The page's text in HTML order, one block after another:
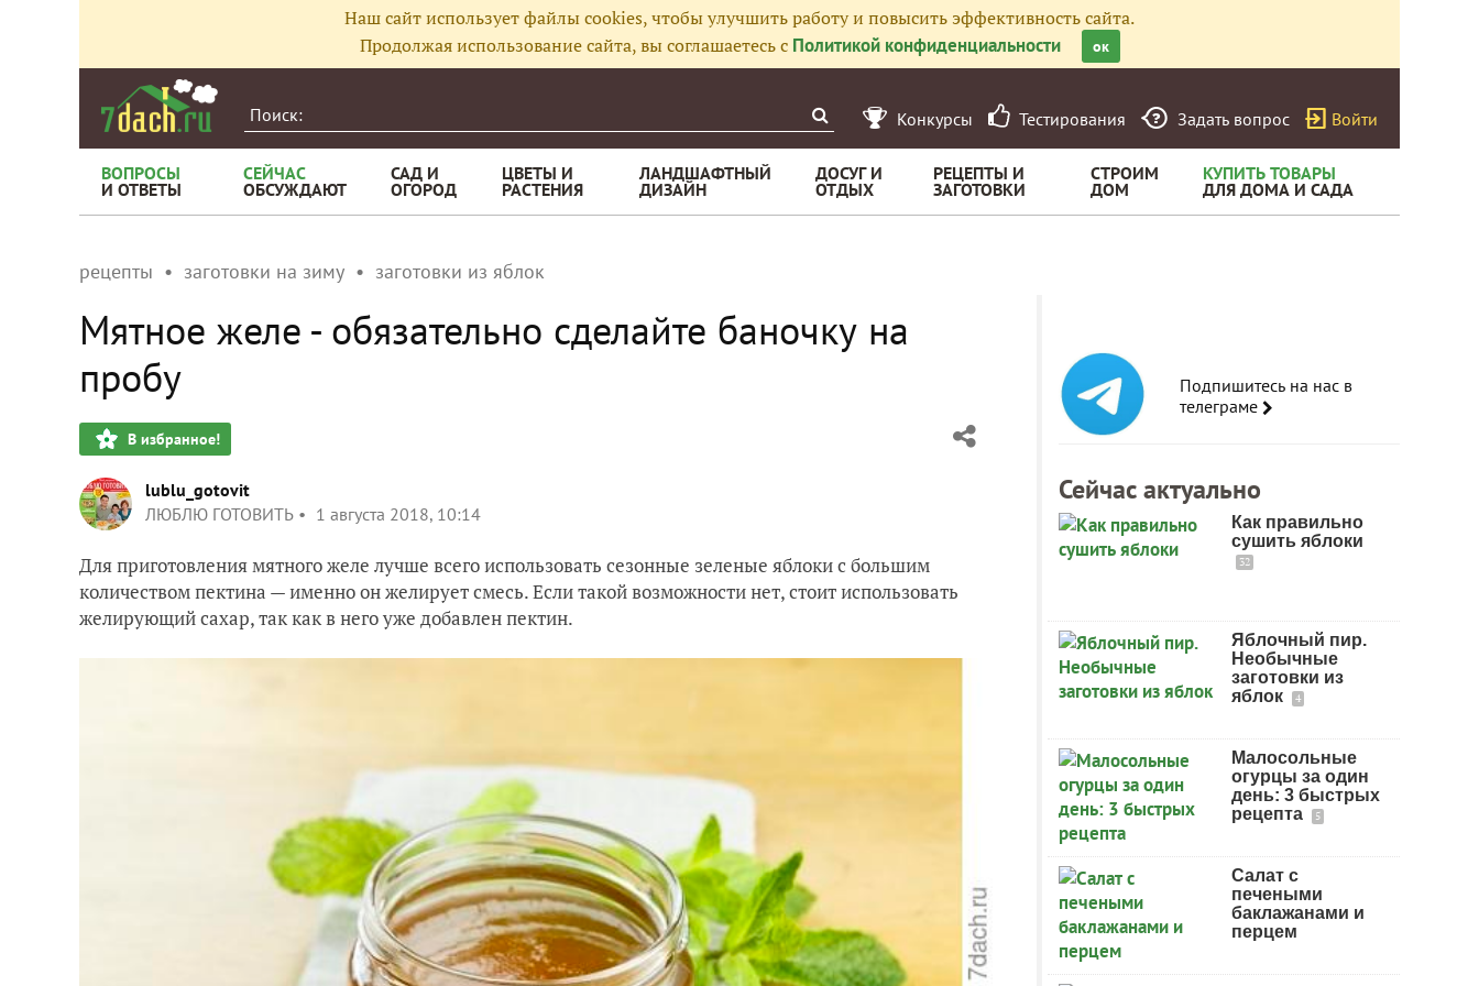
Наш сайт использует файлы cookies, чтобы улучшить работу и повысить эффективность сайта.
Продолжая использование сайта, вы соглашаетесь с Политикой конфиденциальности ок
Конкурсы Тестирования Задать вопрос Войти
ВОПРОСЫ
И ОТВЕТЫ
СЕЙЧАС
ОБСУЖДАЮТ
САД И
ОГОРОД
ЦВЕТЫ И
РАСТЕНИЯ
ЛАНДШАФТНЫЙ
ДИЗАЙН
ДОСУГ И
ОТДЫХ
РЕЦЕПТЫ И
ЗАГОТОВКИ
СТРОИМ
ДОМ
КУПИТЬ ТОВАРЫ
ДЛЯ ДОМА И САДА
рецепты заготовки на зиму заготовки из яблок
Мятное желе - обязательно сделайте баночку на
пробу
В избранное!
lublu_gotovit
ЛЮБЛЮ ГОТОВИТЬ
1 августа 2018, 10:14
Для приготовления мятного желе лучше всего использовать сезонные зеленые яблоки с большим
количеством пектина — именно он желирует смесь. Если такой возможности нет, стоит использовать
желирующий сахар, так как в него уже добавлен пектин.
Подпишитесь на нас в
телеграме
Сейчас актуально
Как правильно
сушить яблоки
32
Яблочный пир.
Необычные
заготовки из
яблок
4
Малосольные
огурцы за один
день: 3 быстрых
рецепта
5
Салат с
печеными
баклажанами и
перцем